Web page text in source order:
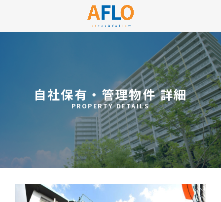
自社保有・管理物件 詳細
PROPERTY DETAILS